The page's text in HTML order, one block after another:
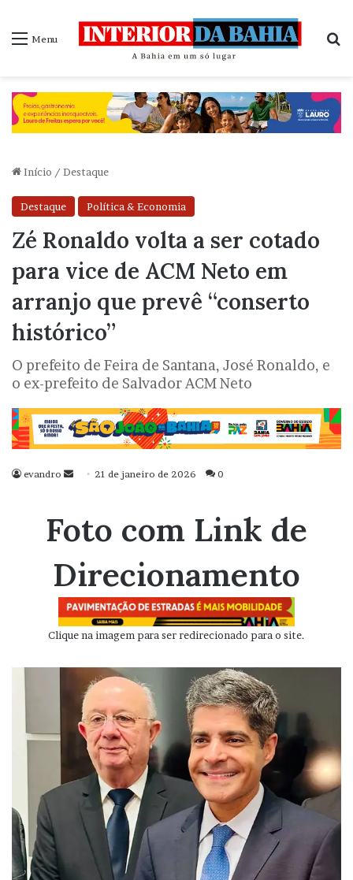
Menu
Início / Destaque
Destaque Política & Economia
Zé Ronaldo volta a ser cotado
para vice de ACM Neto em
arranjo que prevê “conserto
histórico”
O prefeito de Feira de Santana, José Ronaldo, e
o ex-prefeito de Salvador ACM Neto
evandro
Mande
mail
21 de janeiro de 2026 0
Foto com Link de
Direcionamento
Clique na imagem para ser redirecionado para o site.